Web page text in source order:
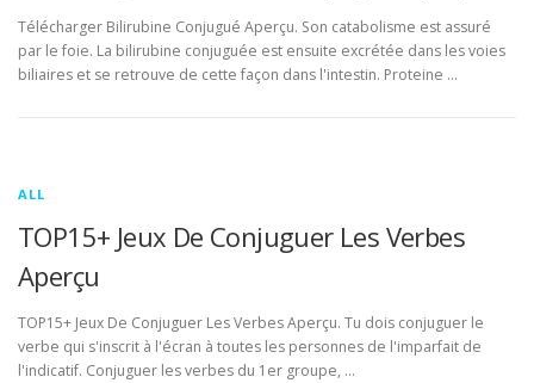
Télécharger Bilirubine Conjugué Aperçu. Son catabolisme est assuré
par le foie. La bilirubine conjuguée est ensuite excrétée dans les voies
biliaires et se retrouve de cette façon dans l'intestin. Proteine …
ALL
TOP15+ Jeux De Conjuguer Les Verbes
Aperçu
TOP15+ Jeux De Conjuguer Les Verbes Aperçu. Tu dois conjuguer le
verbe qui s'inscrit à l'écran à toutes les personnes de l'imparfait de
l'indicatif. Conjuguer les verbes du 1er groupe, …